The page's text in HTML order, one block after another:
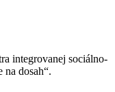
integrovanej sociálno-
dosah“.